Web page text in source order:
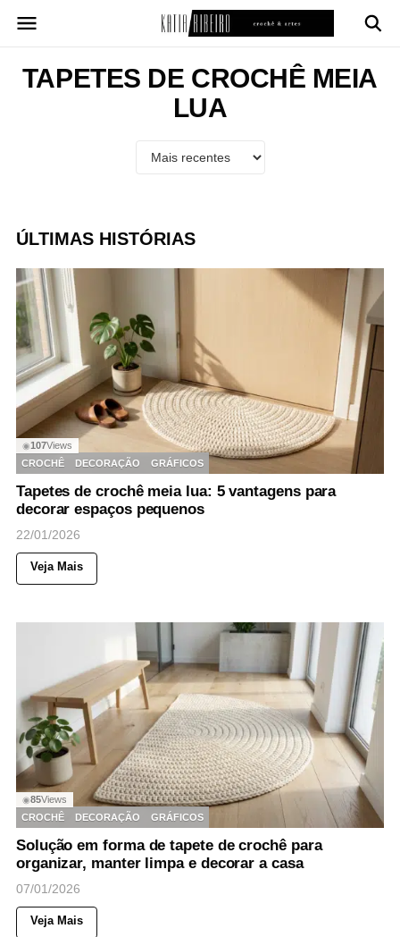
para
conteúdo
TAPETES DE CROCHÊ MEIA
LUA
ÚLTIMAS HISTÓRIAS
◉107Views
CROCHÊ
DECORAÇÃO GRÁFICOS
Tapetes de crochê meia lua: 5 vantagens para
decorar espaços pequenos
22/01/2026
Veja Mais
◉85Views
CROCHÊ
DECORAÇÃO GRÁFICOS
Solução em forma de tapete de crochê para
organizar, manter limpa e decorar a casa
07/01/2026
Veja Mais